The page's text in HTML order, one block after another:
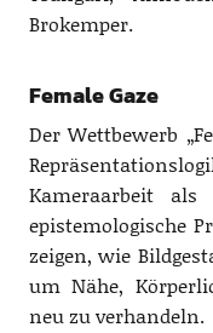
Brokemper.
Female Gaze
Der Wettbewerb
Kameraarbeit als
epistemologische
zeigen, wie
um Nähe,
neu zu verhandeln.